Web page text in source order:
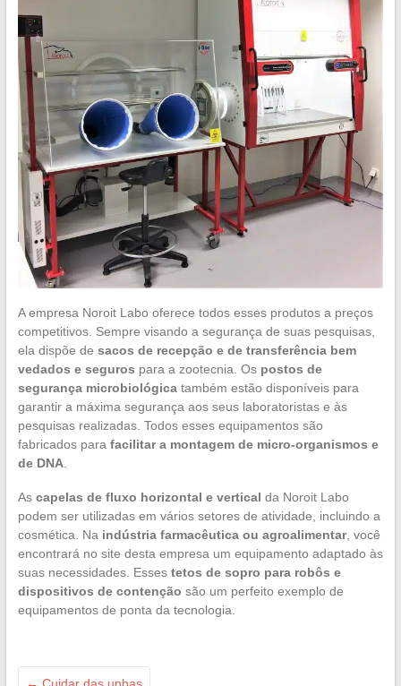
A empresa Noroit Labo oferece todos esses produtos a preços
competitivos. Sempre visando a segurança de suas pesquisas,
ela dispõe de sacos de recepção e de transferência bem
vedados e seguros para a zootecnia. Os postos de
segurança microbiológicatambém estão disponíveis para
garantir a máxima segurança aos seus laboratoristas e às
pesquisas realizadas. Todos esses equipamentos são
fabricados para facilitar a montagem de micro-organismos e
de DNA.
As capelas de fluxo horizontal e vertical da Noroit Labo
podem ser utilizadas em vários setores de atividade, incluindo a
cosmética. Na indústria farmacêutica ou agroalimentar, você
encontrará no site desta empresa um equipamento adaptado às
suas necessidades. Esses tetos de sopro para robôs e
dispositivos de contenção são um perfeito exemplo de
equipamentos de ponta da tecnologia.